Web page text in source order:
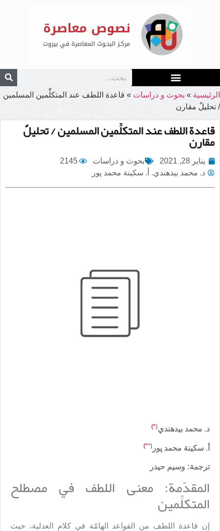
الرئيسية » بحوث و دراسات » قاعدة اللطف عند المتكلِّمين المسلمين
/ تحليلٌ مقارن
قاعدة اللطف عند المتكلِّمين المسلمين / تحليلٌ
مقارن
يناير 28, 2021 بحوث و دراسات
2145
د. محمد بيدهندي. أ. سكينة محمد پور
د. محمد بيدهندي(
*)
أ. سكينة محمد پور (*
*)
ترجمة: وسيم حيدر
المقدّمة: معنى اللطف في مصطلح
المتكلِّمين
إن قاعدة اللطف من القواعد الهامّة في كلام العدلية، حيث